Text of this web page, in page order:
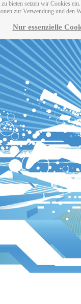
bieten setzen wir Cookies
zur Verwendung und den
Nur essenzielle